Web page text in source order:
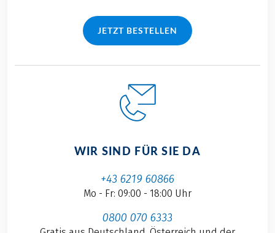
JETZT BESTELLEN
WIR SIND FÜR SIE DA
+43 6219 60866
Mo - Fr: 09:00 - 18:00 Uhr
0800 070 6333